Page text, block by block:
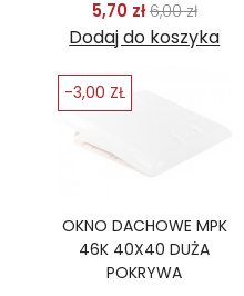
5,70 złCena
6,00 złCena
Dodaj do koszyka
OKNO DACHOWE MPK
46K 40X40 DUŻA
POKRYWA
-3,00 ZŁ